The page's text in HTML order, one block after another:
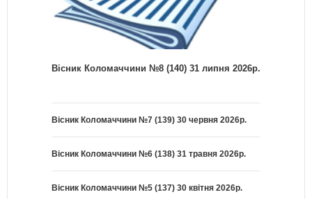
Вісник Коломаччини №8 (140) 31 липня 2026р.
Вісник Коломаччини №7 (139) 30 червня 2026р.
Вісник Коломаччини №6 (138) 31 травня 2026р.
Вісник Коломаччини №5 (137) 30 квітня 2026р.